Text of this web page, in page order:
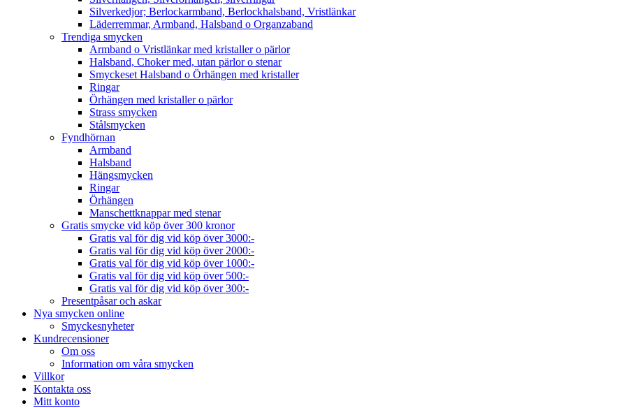
Silverkedjor; Berlockarmband, Berlockhalsband, Vristlänkar
Läderremmar, Armband, Halsband o Organzaband
Trendiga smycken
Armband o Vristlänkar med kristaller o pärlor
Halsband, Choker med, utan pärlor o stenar
Smyckeset Halsband o Örhängen med kristaller
Ringar
Örhängen med kristaller o pärlor
Strass smycken
Stålsmycken
Fyndhörnan
Armband
Halsband
Hängsmycken
Ringar
Örhängen
Manschettknappar med stenar
Gratis smycke vid köp över 300 kronor
Gratis val för dig vid köp över 3000:-
Gratis val för dig vid köp över 2000:-
Gratis val för dig vid köp över 1000:-
Gratis val för dig vid köp över 500:-
Gratis val för dig vid köp över 300:-
Presentpåsar och askar
Nya smycken online
Smyckesnyheter
Kundrecensioner
Om oss
Information om våra smycken
Villkor
Kontakta oss
Mitt konto